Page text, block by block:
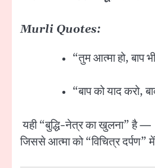
Murli Quotes:
“तुम आत्मा हो, बाप
“बाप को याद करो,
यही “बुद्धि-नेत्र का खुलना” है —
जिससे आत्मा को “विचित्र दर्पण” में